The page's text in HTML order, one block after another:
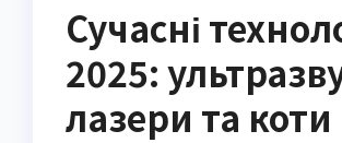
Сучасні
2025:
лазери та коти